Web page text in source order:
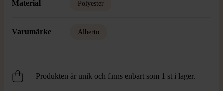
Material Polyester
Varumärke Alberto
Produkten är unik och finns enbart som 1 st i lager.